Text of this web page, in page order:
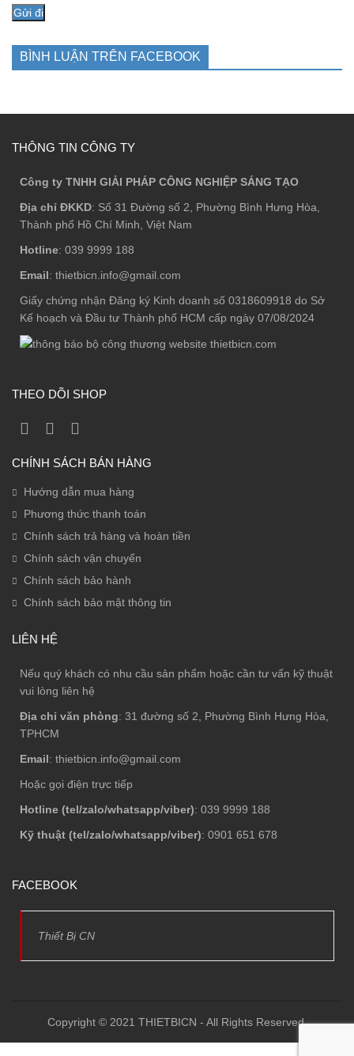
BÌNH LUẬN TRÊN FACEBOOK
THÔNG TIN CÔNG TY
Công ty TNHH GIẢI PHÁP CÔNG NGHIỆP SÁNG TẠO
Địa chỉ ĐKKD: Số 31 Đường số 2, Phường Bình Hưng Hòa,
Thành phố Hồ Chí Minh, Việt Nam
Hotline: 039 9999 188
Email: thietbicn.info@gmail.com
Giấy chứng nhận Đăng ký Kinh doanh số 0318609918 do Sở
Kế hoạch và Đầu tư Thành phố HCM cấp ngày 07/08/2024
THEO DÕI SHOP
CHÍNH SÁCH BÁN HÀNG
Hướng dẫn mua hàng
Phương thức thanh toán
Chính sách trả hàng và hoàn tiền
Chính sách vận chuyển
Chính sách bảo hành
Chính sách bảo mật thông tin
LIÊN HỆ
Nếu quý khách có nhu cầu sản phẩm hoặc cần tư vấn kỹ thuật
vui lòng liên hệ
Địa chỉ văn phòng: 31 đường số 2, Phường Bình Hưng Hòa,
TPHCM
Email: thietbicn.info@gmail.com
Hoặc gọi điện trực tiếp
Hotline (tel/zalo/whatsapp/viber): 039 9999 188
Kỹ thuật (tel/zalo/whatsapp/viber): 0901 651 678
FACEBOOK
Thiết Bị CN
Copyright © 2021 THIETBICN - All Rights Reserved.